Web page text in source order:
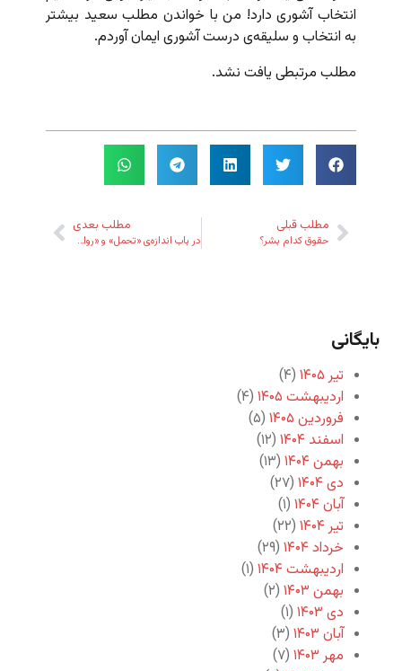
انتخاب آشوری دارد!‌ من با خواندن مطلب سعید بیشتر
به انتخاب و سلیقه‌ی درست آشوری ایمان آوردم.
مطلب مرتبطی یافت نشد.
مطلب قبلی
حقوق کدام بشر؟
مطلب بعدی
در باب اندازه‌ی «تحمل» و «رواداری» دوستان
بایگانی
تیر ۱۴۰۵
(۴)
اردیبهشت ۱۴۰۵
(۴)
فروردین ۱۴۰۵
(۵)
اسفند ۱۴۰۴
(۱۲)
بهمن ۱۴۰۴
(۱۳)
دی ۱۴۰۴
(۲۷)
آبان ۱۴۰۴
(۱)
تیر ۱۴۰۴
(۲۲)
خرداد ۱۴۰۴
(۲۹)
اردیبهشت ۱۴۰۴
(۱)
بهمن ۱۴۰۳
(۲)
دی ۱۴۰۳
(۱)
آبان ۱۴۰۳
(۳)
مهر ۱۴۰۳
(۷)